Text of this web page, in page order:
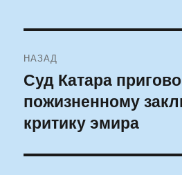
по
записям
НАЗАД
Предыдущая
запись:
Суд Катара
пожизненному
критику эмира